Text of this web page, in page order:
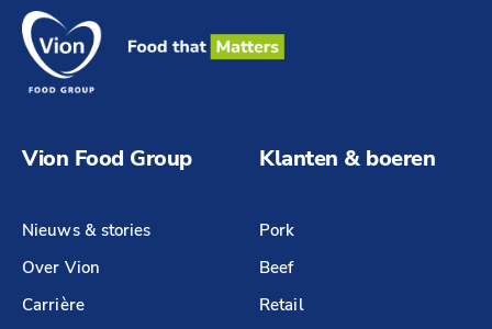
Vion Food Group
Nieuws & stories
Over Vion
Carrière
Klanten & boeren
Pork
Beef
Retail